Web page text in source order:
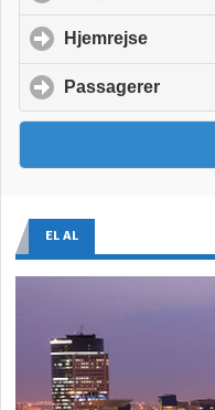
EL AL